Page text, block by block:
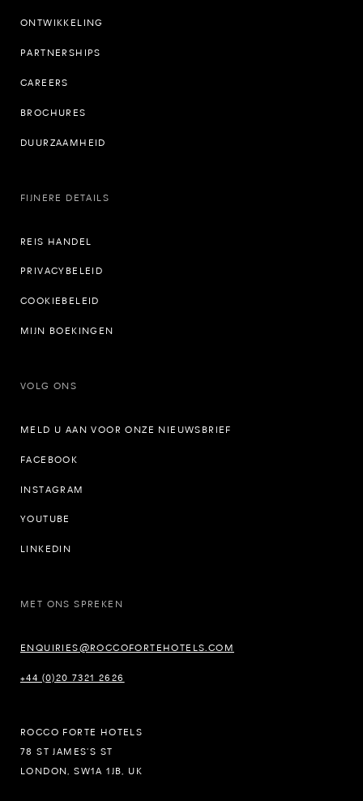
ONTWIKKELING
PARTNERSHIPS
CAREERS
BROCHURES
DUURZAAMHEID
FIJNERE DETAILS
REIS HANDEL
PRIVACYBELEID
COOKIEBELEID
MIJN BOEKINGEN
VOLG ONS
MELD U AAN VOOR ONZE NIEUWSBRIEF
FACEBOOK
INSTAGRAM
YOUTUBE
LINKEDIN
MET ONS SPREKEN
ENQUIRIES@ROCCOFORTEHOTELS.COM
+44 (0)20 7321 2626
ROCCO FORTE HOTELS
78 ST JAMES’S ST
LONDON, SW1A 1JB, UK